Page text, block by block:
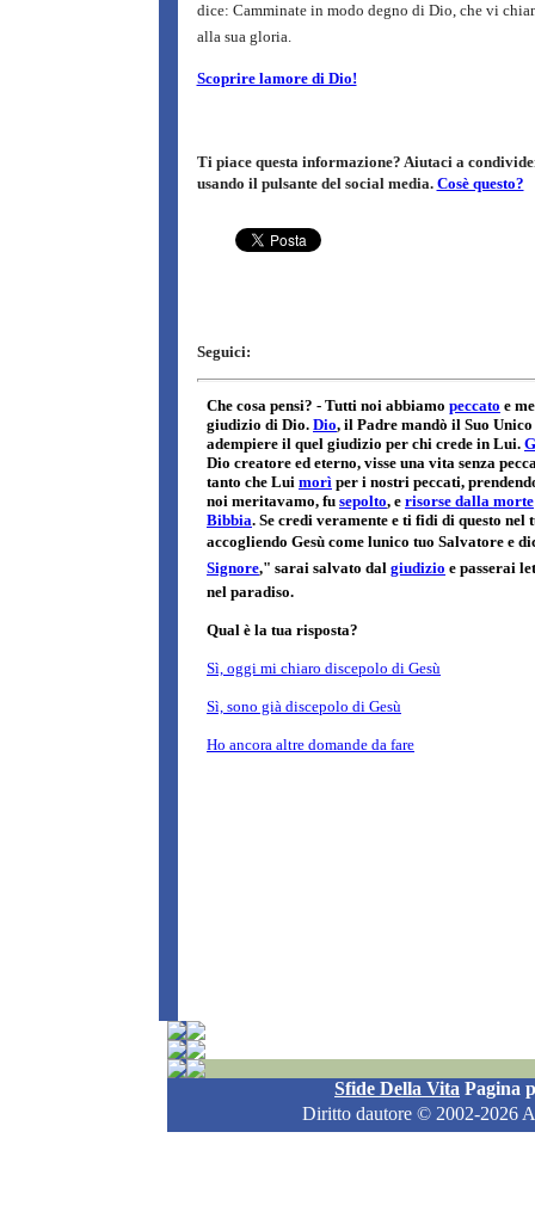
dice: Camminate in modo degno di Dio, che vi
alla sua gloria.
Scoprire lamore di Dio!
Ti piace questa informazione? Aiutaci a
usando il pulsante del social media. Cosè questo?
Seguici:
Sfide Della Vita Pagina
Diritto dautore © 2002-2026